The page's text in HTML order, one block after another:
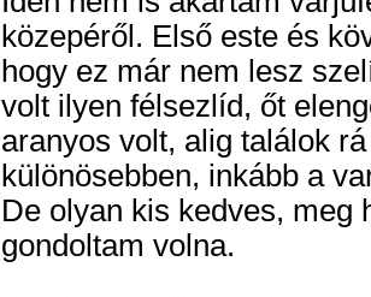
közepéről. Első este és
hogy ez már nem lesz
volt ilyen félsezlíd, őt
aranyos volt, alig találok
különösebben, inkább a
De olyan kis kedves, meg
gondoltam volna.